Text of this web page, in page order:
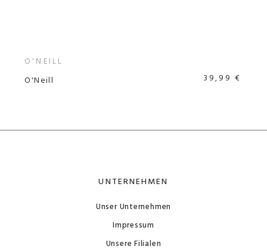
O'NEILL
O'Neill 39,99 €
UNTERNEHMEN
Unser Unternehmen
Impressum
Unsere Filialen